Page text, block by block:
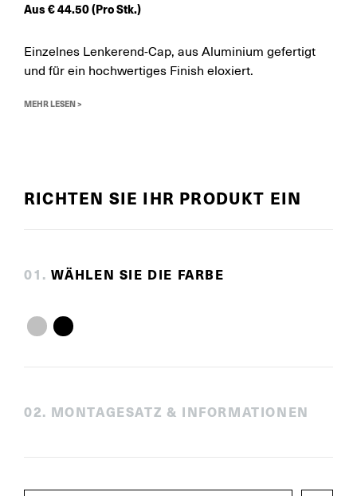
Aus€44.50(Pro Stk.)
Einzelnes Lenkerend-Cap, aus Aluminium gefertigt
und für ein hochwertiges Finish eloxiert.
MEHR LESEN >
RICHTEN SIE IHR PRODUKT EIN
01 . WÄHLEN SIE DIE FARBE
02. MONTAGESATZ & INFORMATIONEN